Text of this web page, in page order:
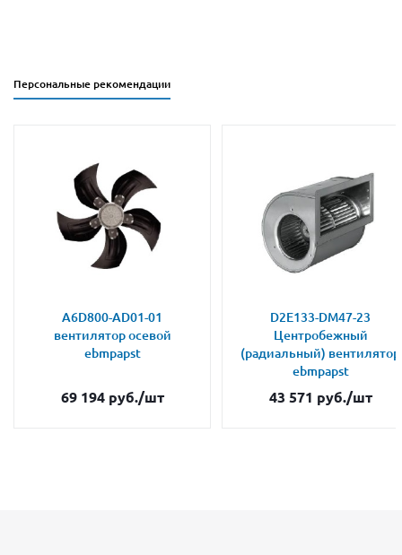
Персональные рекомендации
A6D800-AD01-01
вентилятор осевой
ebmpapst
69 194руб./шт
D2E133-DM47-23
Центробежный
(радиальный) вентилятор
ebmpapst
43 571 руб./шт